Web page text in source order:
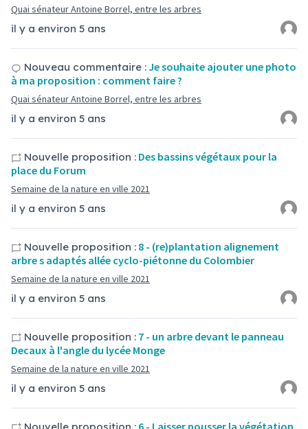
il y a environ 5 ans
Quai sénateur Antoine Borrel, entre les arbres
il y a environ 5 ans
Nouveau commentaire :Je souhaite ajouter une photo
à ma proposition : comment faire ?
Quai sénateur Antoine Borrel, entre les arbres
il y a environ 5 ans
Nouvelle proposition : Des bassins végétaux pour la
place du Forum
Semaine de la nature en ville 2021
il y a environ 5 ans
Nouvelle proposition : 8 - (re)plantation alignement
arbre s adaptés allée cyclo-piétonne du Colombier
Semaine de la nature en ville 2021
il y a environ 5 ans
Nouvelle proposition : 7 - un arbre devant le panneau
Decaux à l'angle du lycée Monge
Semaine de la nature en ville 2021
6 - Laisser pousser la végétation